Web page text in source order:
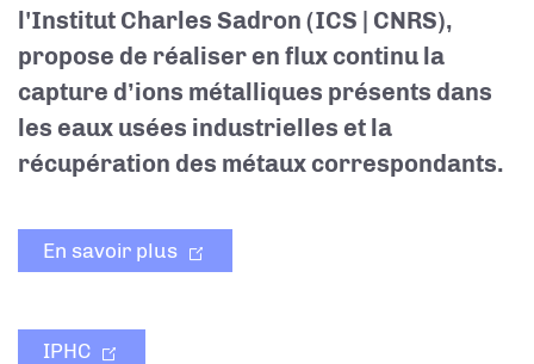
l'Institut Charles Sadron (ICS | CNRS),
propose de réaliser en flux continu la
capture d’ions métalliques présents dans
les eaux usées industrielles et la
récupération des métaux correspondants.
En savoir plus
IPHC